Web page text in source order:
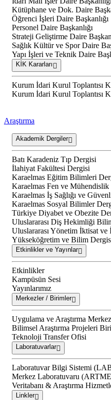
Kütüphane ve Dok. Daire
Öğrenci İşleri Daire Başkanlığı
Personel Daire Başkanlığı
Strateji Geliştirme Daire
Sağlık Kültür ve Spor Daire
Yapı İşleri ve Teknik Daire
KİK Kararları
Kurum İdari Kurul Toplantısı
Kurum İdari Kurul Toplantısı
Araştırma
Akademik Dergiler
Batı Karadeniz Tıp Dergisi
İlahiyat Fakültesi Dergisi
Karaelmas Eğitim Bilimleri
Karaelmas Fen ve Mühendislik
Karaelmas İş Sağlığı ve
Karaelmas Sosyal Bilimler
Türkiye Diyabet ve Obezite
Uluslararası Diş Hekimliği
Uluslararası Yönetim İktisat ve
Yükseköğretim ve Bilim
Etkinlikler ve Yayınlar
Etkinlikler
Kampüsün Sesi
Yayınlarımız
Merkezler / Birimler
Uygulama ve Araştırma
Bilimsel Araştırma Projeleri
Teknoloji Transfer Ofisi
Laboratuvarlar
Laboratuvar Bilgi Sistemi
Merkez Laboratuvaru
Veritabanı & Araştırma
Linkler